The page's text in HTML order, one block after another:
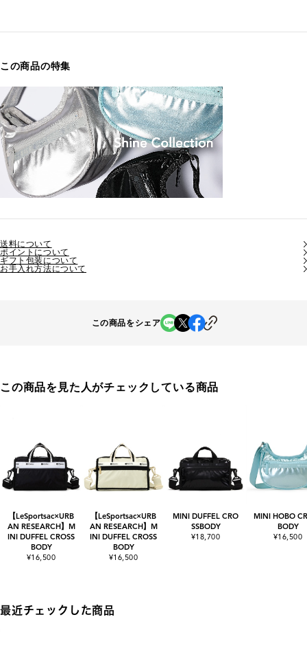
この商品の特集
送料について
ポイントについて
ギフト包装について
お手入れ方法について
この商品をシェア
この商品を見た人がチェックしている商品
【LeSportsac×URB
AN RESEARCH】M
INI DUFFEL CROSS
BODY
¥16,500
【LeSportsac×URB
AN RESEARCH】M
INI DUFFEL CROSS
BODY
¥16,500
MINI DUFFEL CRO
SSBODY
¥18,700
MINI HOBO
BODY
¥16,500
最近チェックした商品